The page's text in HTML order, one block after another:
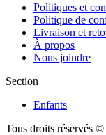
Politiques et
Politique de
Livraison et
À propos
Nous joindre
Section
Enfants
Tous droits réservés